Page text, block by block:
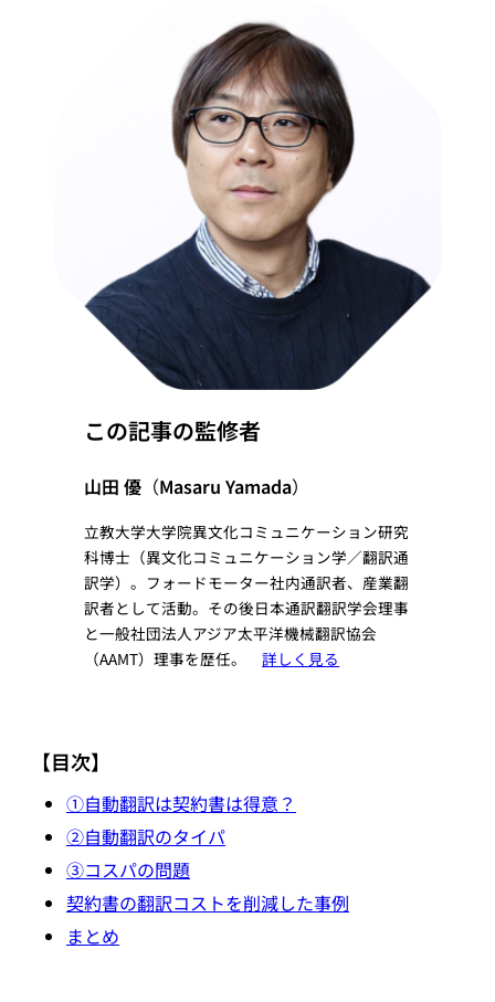
この記事の監修者
山田 優 （Masaru Yamada）
立教大学大学院異文化コミュニケーション研究
科博士（異文化コミュニケーション学／翻訳通
訳学）。フォードモーター社内通訳者、産業翻
訳者として活動。その後日本通訳翻訳学会理事
と一般社団法人アジア太平洋機械翻訳協会
（AAMT）理事を歴任。詳しく見る
【目次】
①自動翻訳は契約書は得意？
②自動翻訳のタイパ
③コスパの問題
契約書の翻訳コストを削減した事例
まとめ